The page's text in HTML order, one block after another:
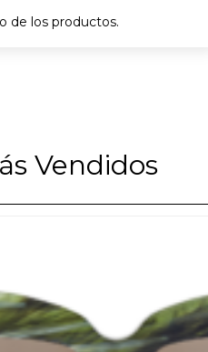
de los productos.
Vendidos